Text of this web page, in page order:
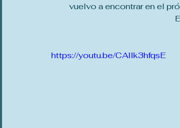
vuelvo a encontrar en el
https://youtu.be/CAllk3hfqsE